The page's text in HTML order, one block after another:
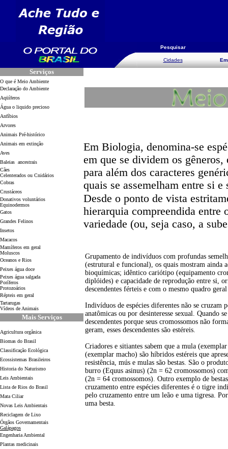
Pesquisar
Cidades
Serviços
O que é Meio Ambiente
Declaração do Ambiente
Aqüíferos
Água o liquido precioso
Anfíbios
Arvores
Animais Pré-histórico
Animais em extinção
Aves
Baleias ancestrais
Cães
Celenterados ou Cnidários
Cobras
Crustáceos
Donativos voluntários
Equinodermos
Gatos
Grandes Felinos
Insetos
Macacos
Mamíferos em geral
Moluscos
Oceanos e Rios
Peixes água doce
Peixes água salgada
Poríferos
Protozoários
Répteis em geral
Tartarugas
Vídeos de Animais
Mais Serviços
Agricultura orgânica
Biomas do Brasil
Classificação Ecológica
Ecossistemas Brasileiros
Historia do Naturismo
Leis Ambientais
Lista de Rios do Brasil
Mata Ciliar
Novas Leis Ambientais
Reciclagem de Lixo
Órgãos Governamentais
Galápagos
Engenharia Ambiental
Plantas medicinais
Em Biologia, denomina-se
em que se dividem os
para além dos caracteres
quais se assemelham entre si
Desde o ponto de vista
hierarquia compreendida entre
variedade (ou, seja caso, a
Grupamento de indivíduos com profundas
(estrutural e funcional), os quais mostram ainda
bioquímicas; idêntico cariótipo (equipamento
diplóides) e capacidade de reprodução entre si,
descendentes férteis e com o mesmo quadro
Indivíduos de espécies diferentes não se cruzam
anatômicas ou por desinteresse sexual. Quando
descendentes porque seus cromossomos não
geram, esses descendentes são estéreis.
Criadores e sitiantes sabem que a mula
(exemplar macho) são híbridos estéreis que
resistência, mús e mulas são bestas. São o
burro (Equus asinus) (2n = 62 cromossomos)
(2n = 64 cromossomos). Outro exemplo de
cruzamento entre espécies diferentes é o tigre
pelo cruzamento entre um leão e uma tigresa.
uma besta.